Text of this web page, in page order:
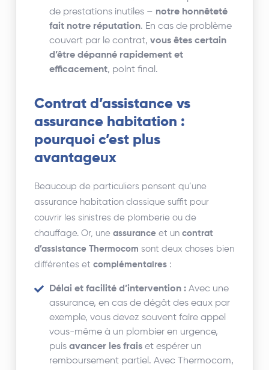
de prestations inutiles – notre honnêteté
fait notre réputation. En cas de problème
couvert par le contrat,vous êtes certain
d’être dépanné rapidement et
efficacement, point final.
Contrat d’assistance vs
assurance habitation :
pourquoi c’est plus
avantageux
Beaucoup de particuliers pensent qu’une
assurance habitation classique suffit pour
couvrir les sinistres de plomberie ou de
chauffage. Or, uneassurance et uncontrat
d’assistance Thermocom sont deux choses bien
différentes etcomplémentaires :
Délai et facilité d’intervention : Avec une
assurance, en cas de dégât des eaux par
exemple, vous devez souvent faire appel
vous-même à un plombier en urgence,
puisavancer les frais et espérer un
remboursement partiel. Avec Thermocom,